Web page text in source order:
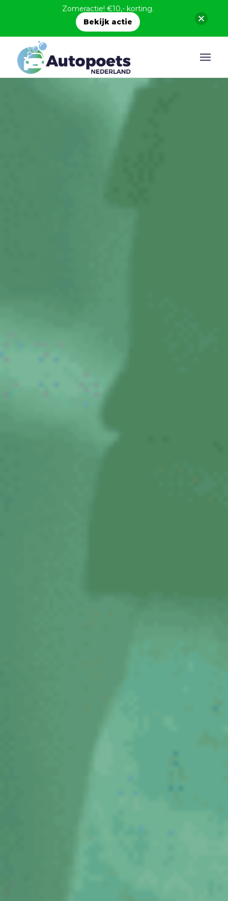
Zomeractie! €10,- korting.
Bekijk actie